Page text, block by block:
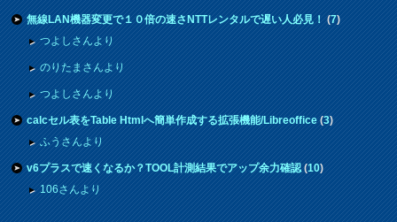
無線LAN機器変更で１０倍の速さNTTレンタルで遅い人必見！(7)
つよしさんより
のりたまさんより
つよしさんより
calcセル表をTable Htmlへ簡単作成する拡張機能/Libreoffice(3)
ふうさんより
v6プラスで速くなるか？TOOL計測結果でアップ余力確認(10)
106さんより